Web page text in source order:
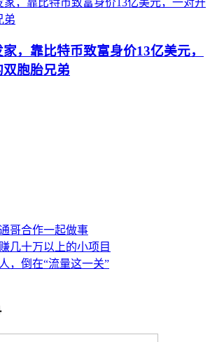
，靠比特币致富身价13亿美元，
胞胎兄弟
哥合作一起做事
几十万以上的小项目
，倒在“流量这一关”